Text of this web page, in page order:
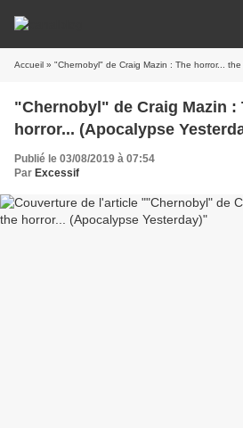
Accueil » "Chernobyl" de Craig Mazin : The horror...
"Chernobyl" de Craig Mazin :
horror... (Apocalypse
Publié le 03/08/2019 à 07:54
Par Excessif